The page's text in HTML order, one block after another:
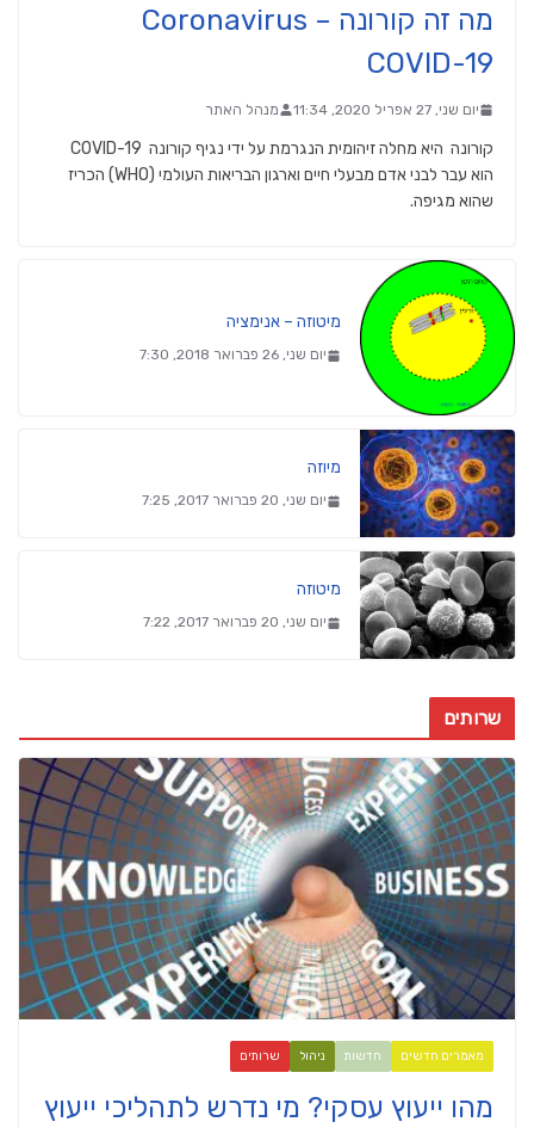
מה זה קורונה Coronavirus –
COVID-19
יום שני, 27 אפריל 2020, 11:34 מנהל האתר
הוא עבר לבני אדם מבעלי חיים וארגון הבריאות העולמי (WHO) הכריז
שהוא מגיפה.
מיטוזה – אנימציה
יום שני, 26 פברואר 2018, 7:30
מיוזה
יום שני, 20 פברואר 2017, 7:25
מיטוזה
יום שני, 20 פברואר 2017, 7:22
שרותים
מאמרים חדשים חדשות ניהול שרותים
מהו ייעוץ עסקי? מי נדרש לתהליכי ייעוץ